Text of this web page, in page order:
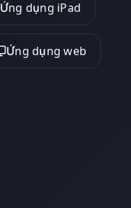
Ứng dụng iPad
Ứng dụng web